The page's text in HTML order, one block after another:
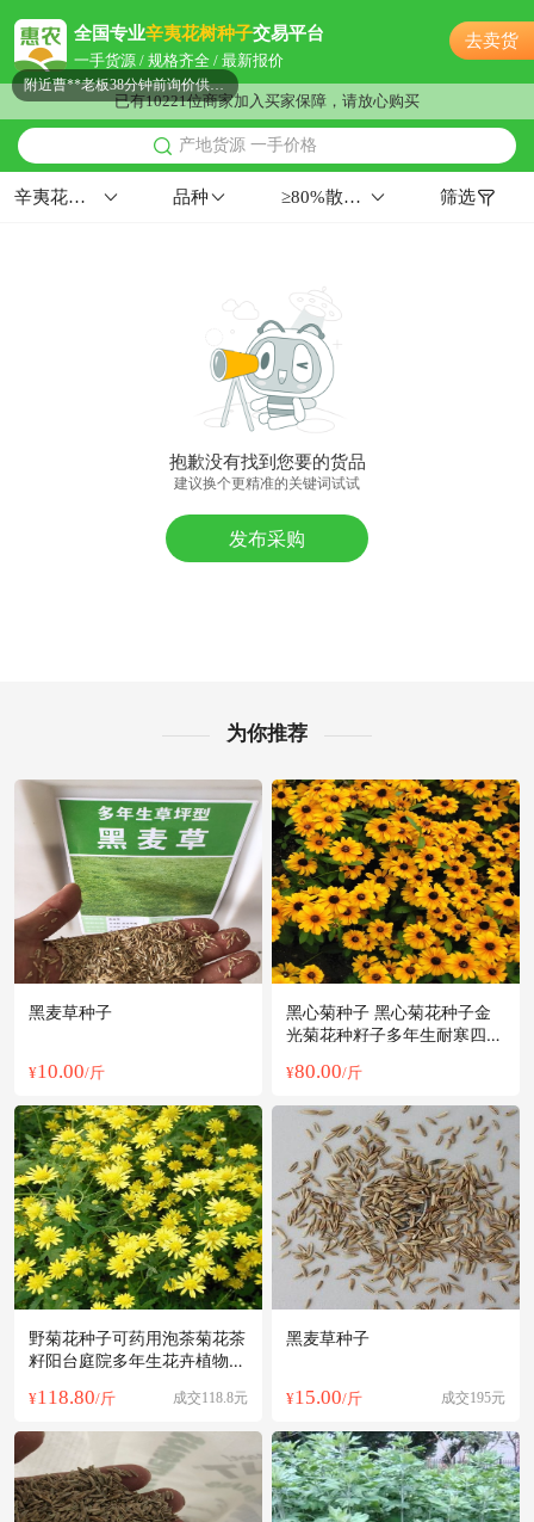
全国专业辛夷花树种子交易平台
一手货源 / 规格齐全 / 最新报价
去卖货
已有10221位商家加入买家保障，请放心购买
产地货源 一手价格
连云港市欧阳**老板22小时前询价供应商
附近曹**老板38分钟前询价供应商
连云港市朱**老板22小时前看了商品
附近曹**老板5分钟前询价供应商
连云港市古**老板44分钟前获取了报价
连云港市唐**老板16小时前获取了报价
附近齐**老板17分钟前获取了报价
附近邹**老板23小时前询价供应商
连云港市陈**老板3小时前成功采购
附近姚**老板5小时前成功采购
连云港市潘**老板9小时前成功采购
附近宁**老板16小时前询价供应商
连云港市潘**老板19分钟前看了商品
附近贺**老板1分钟前看了商品
辛夷花树种子 品种 ≥80%散装东北≥96% 筛选
抱歉没有找到您要的货品
建议换个更精准的关键词试试
发布采购
为你推荐
黑麦草种子
¥10.00/斤
黑心菊种子 黑心菊花种子金
光菊花种籽子多年生耐寒四季
¥80.00/斤
野菊花种子可药用泡茶菊花茶
籽阳台庭院多年生花卉植物盆
¥118.80/斤 成交118.8元
黑麦草种子
¥15.00/斤 成交195元